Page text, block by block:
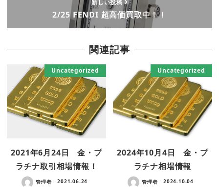
新しい投稿
2/25 FENDI 超高価買取中！！
関連記事
Uncategorized
2021年6月24日 金・プ
ラチナ取引相場情報！
管理者 2021-06-24
Uncategorized
2024年10月4日 金・プ
ラチナ相場情報
管理者 2024-10-04